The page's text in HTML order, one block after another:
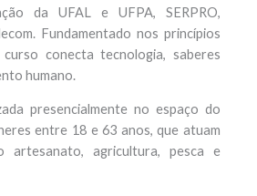
da UFAL e UFPA, SERPRO,
Fundamentado nos princípios
conecta tecnologia, saberes
humano.
presencialmente no espaço do
entre 18 e 63 anos, que atuam
artesanato, agricultura, pesca e